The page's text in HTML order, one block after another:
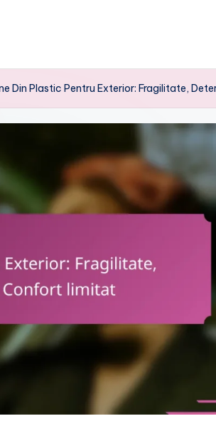
Din Plastic Pentru Exterior: Fragilitate,